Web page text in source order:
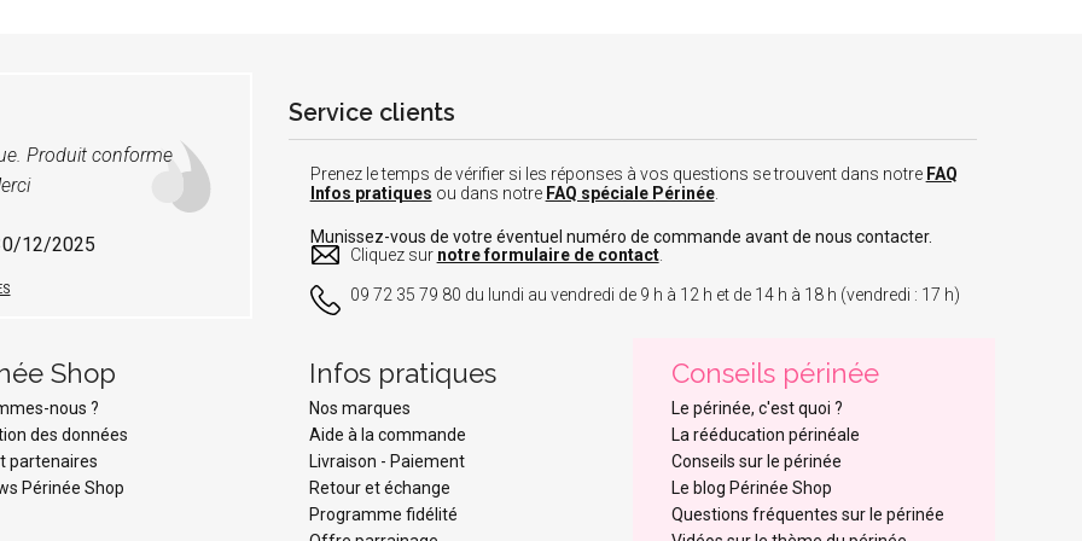
Produit conforme
12/2025
Service clients
Prenez le temps de vérifier si les réponses à vos questions se trouvent dans notre FAQ
Infos pratiques ou dans notre FAQ spéciale Périnée.
Munissez-vous de votre éventuel numéro de commande avant de nous contacter.
Cliquez sur notre formulaire de contact.
09 72 35 79 80 du lundi au vendredi de 9 h à 12 h et de 14 h à 18 h (vendredi : 17 h)
Shop
nous ?
des données
partenaires
Périnée Shop
Infos pratiques
Nos marques
Aide à la commande
Livraison - Paiement
Retour et échange
Programme fidélité
Conseils périnée
Le périnée, c'est quoi ?
La rééducation périnéale
Conseils sur le périnée
Le blog Périnée Shop
Questions fréquentes sur le périnée